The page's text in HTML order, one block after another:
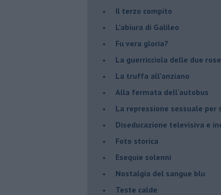
Il terzo compito
L'abiura di Galileo
Fu vera gloria?
La guerricciola delle due rose
La truffa all'anziano
Alla fermata dell'autobus
La repressione sessuale per
Diseducazione televisiva e
Foto storica
Esequie solenni
Nostalgia del sangue blu
Teste calde